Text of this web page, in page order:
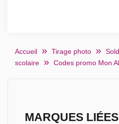
Accueil Tirage photo
scolaire
Codes promo Mon
MARQUES LIÉES